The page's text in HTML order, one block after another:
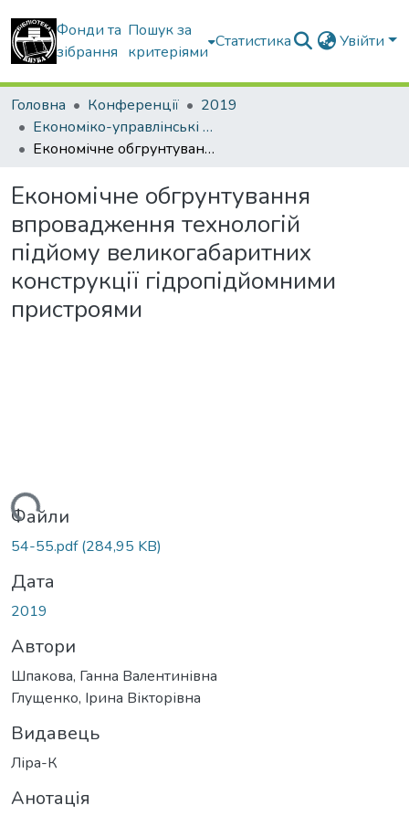
Фонди та
зібрання
Пошук за
критеріями
Статистика Увійти
Головна Конференції
2019
Економіко-управлінські та інформаційно-аналітичні новації в будівництві
Економічне обгрунтування впровадження технологій підйому великогабаритних конструкції гідропідйомними пристроями
Економічне обгрунтування
впровадження технологій
підйому великогабаритних
конструкції гідропідйомними
пристроями
Файли
54-55.pdf(284,95 KB)
Дата
2019
Автори
Шпакова, Ганна Валентинівна
Глущенко, Ірина Вікторівна
Видавець
Ліра-К
Анотація